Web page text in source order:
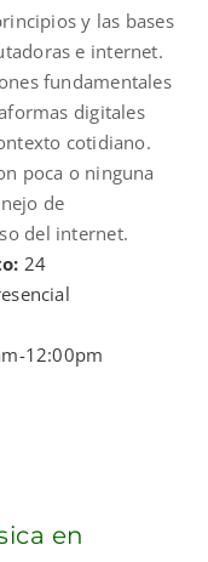
y las bases
e internet.
fundamentales
digitales
cotidiano.
poca o ninguna
de
del internet.
24
12:00pm
en